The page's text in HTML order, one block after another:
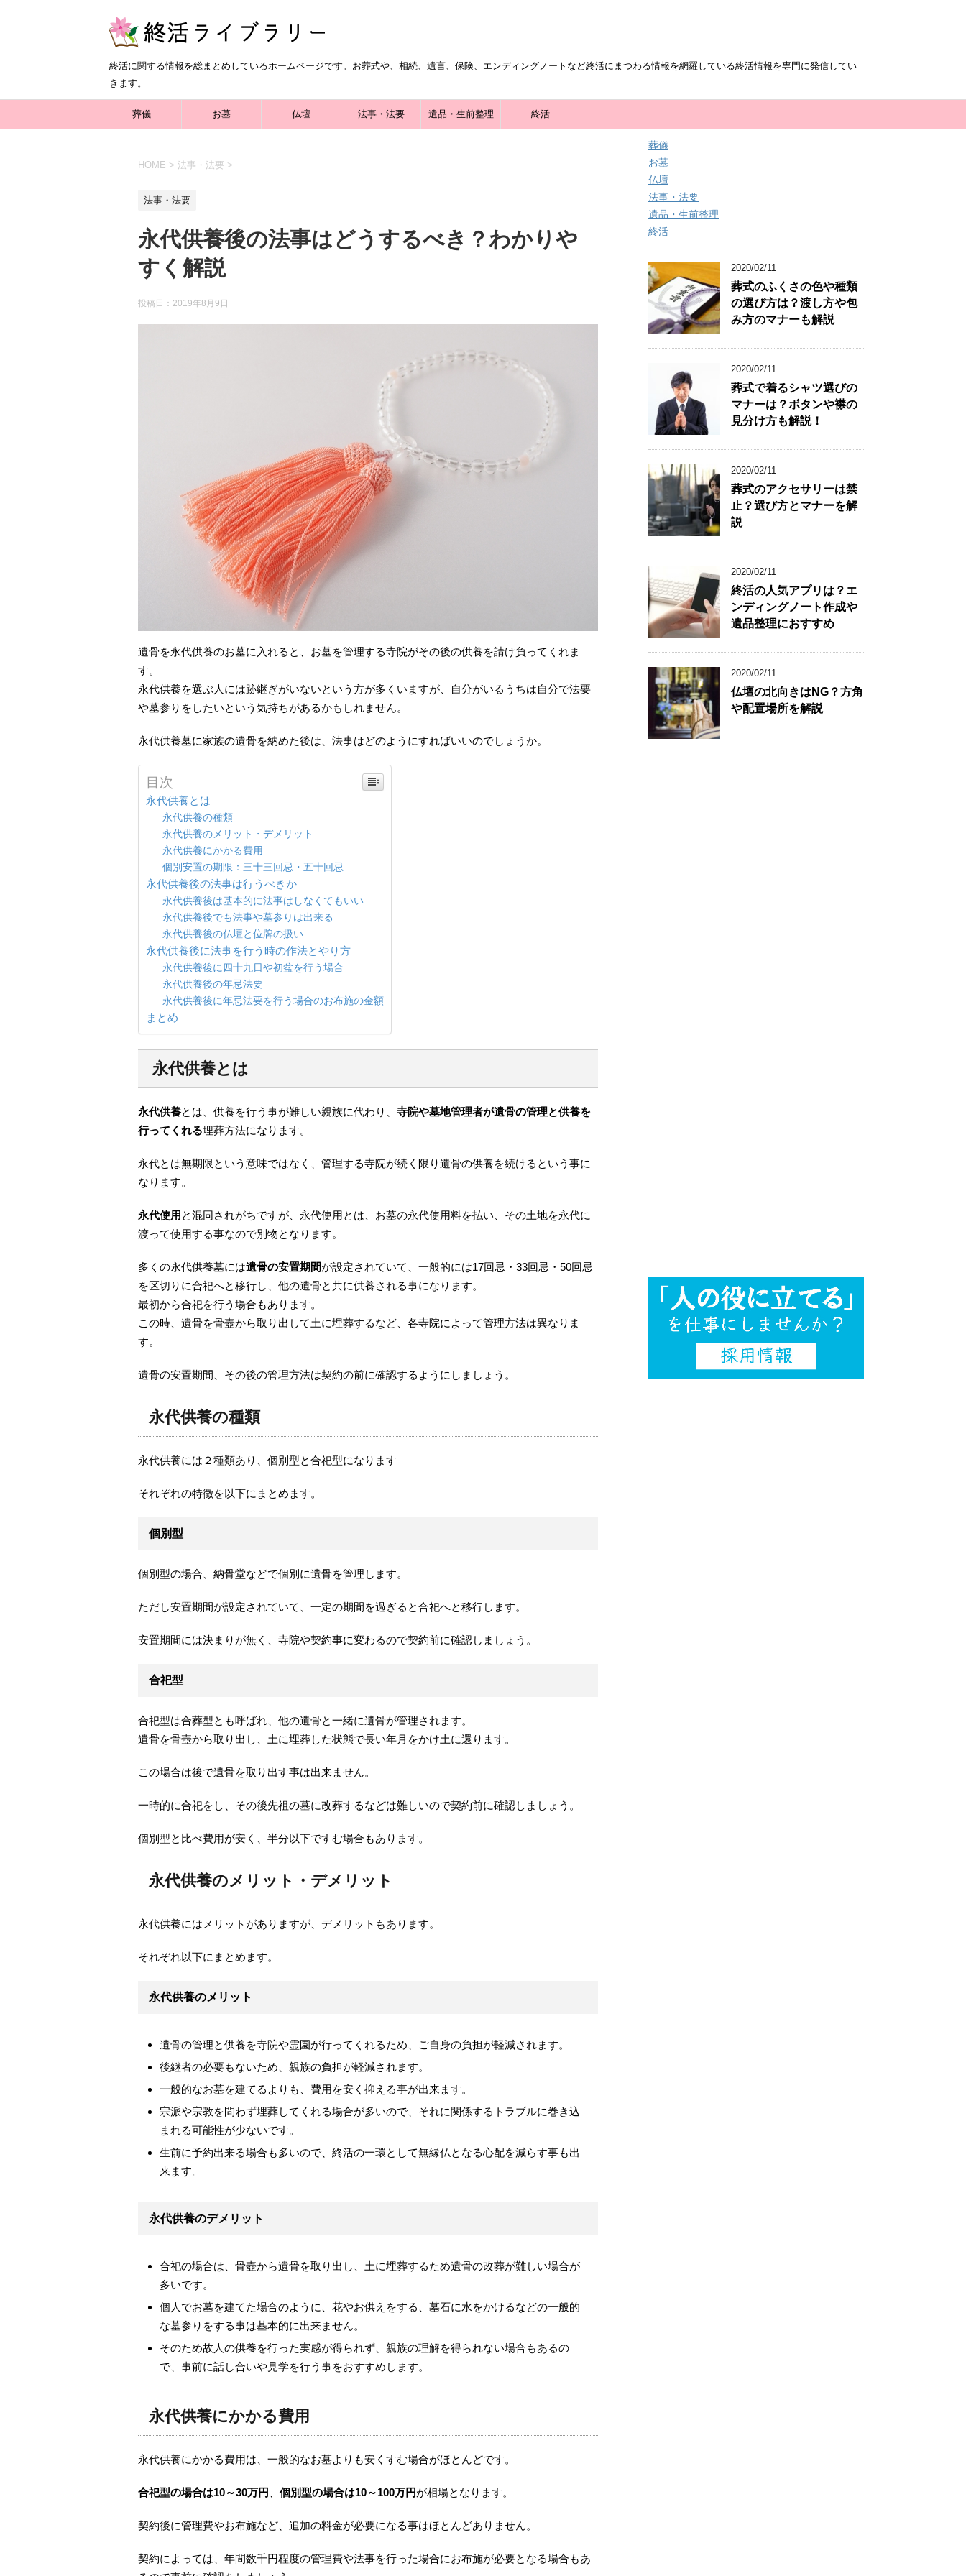
終活に関する情報を総まとめしているホームページです。お葬式や、相続、遺言、保険、エンディングノートなど終活にまつわる情報を網羅している終活情報を専門に発信してい
きます。
葬儀 お墓 仏壇 法事・法要 遺品・生前整理 終活
HOME > 法事・法要 >
法事・法要
永代供養後の法事はどうするべき？わかりや
すく解説
投稿日： 2019年8月9日
遺骨を永代供養のお墓に入れると、お墓を管理する寺院がその後の供養を請け負ってくれま
す。
永代供養を選ぶ人には跡継ぎがいないという方が多くいますが、自分がいるうちは自分で法要
や墓参りをしたいという気持ちがあるかもしれません。
永代供養墓に家族の遺骨を納めた後は、法事はどのようにすればいいのでしょうか。
目次
永代供養とは
永代供養の種類
永代供養のメリット・デメリット
永代供養にかかる費用
個別安置の期限：三十三回忌・五十回忌
永代供養後の法事は行うべきか
永代供養後は基本的に法事はしなくてもいい
永代供養後でも法事や墓参りは出来る
永代供養後の仏壇と位牌の扱い
永代供養後に法事を行う時の作法とやり方
永代供養後に四十九日や初盆を行う場合
永代供養後の年忌法要
永代供養後に年忌法要を行う場合のお布施の金額
まとめ
永代供養とは
永代供養とは、供養を行う事が難しい親族に代わり、 寺院や墓地管理者が遺骨の管理と供養を
行ってくれる埋葬方法になります。
永代とは無期限という意味ではなく、管理する寺院が続く限り遺骨の供養を続けるという事に
なります。
永代使用 と混同されがちですが、永代使用とは、お墓の永代使用料を払い、その土地を永代に
渡って使用する事なので別物となります。
多くの永代供養墓には遺骨の安置期間が設定されていて、一般的には17回忌・33回忌・50回忌
を区切りに合祀へと移行し、他の遺骨と共に供養される事になります。
最初から合祀を行う場合もあります。
この時、遺骨を骨壺から取り出して土に埋葬するなど、各寺院によって管理方法は異なりま
す。
遺骨の安置期間、その後の管理方法は契約の前に確認するようにしましょう。
永代供養の種類
永代供養には２種類あり、個別型と合祀型になります
それぞれの特徴を以下にまとめます。
個別型
個別型の場合、納骨堂などで個別に遺骨を管理します。
ただし安置期間が設定されていて、一定の期間を過ぎると合祀へと移行します。
安置期間には決まりが無く、寺院や契約事に変わるので契約前に確認しましょう。
合祀型
合祀型は合葬型とも呼ばれ、他の遺骨と一緒に遺骨が管理されます。
遺骨を骨壺から取り出し、土に埋葬した状態で長い年月をかけ土に還ります。
この場合は後で遺骨を取り出す事は出来ません。
一時的に合祀をし、その後先祖の墓に改葬するなどは難しいので契約前に確認しましょう。
個別型と比べ費用が安く、半分以下ですむ場合もあります。
永代供養のメリット・デメリット
永代供養にはメリットがありますが、デメリットもあります。
それぞれ以下にまとめます。
永代供養のメリット
遺骨の管理と供養を寺院や霊園が行ってくれるため、ご自身の負担が軽減されます。
後継者の必要もないため、親族の負担が軽減されます。
一般的なお墓を建てるよりも、費用を安く抑える事が出来ます。
宗派や宗教を問わず埋葬してくれる場合が多いので、それに関係するトラブルに巻き込
まれる可能性が少ないです。
生前に予約出来る場合も多いので、終活の一環として無縁仏となる心配を減らす事も出
来ます。
永代供養のデメリット
合祀の場合は、骨壺から遺骨を取り出し、土に埋葬するため遺骨の改葬が難しい場合が
多いです。
個人でお墓を建てた場合のように、花やお供えをする、墓石に水をかけるなどの一般的
な墓参りをする事は基本的に出来ません。
そのため故人の供養を行った実感が得られず、親族の理解を得られない場合もあるの
で、事前に話し合いや見学を行う事をおすすめします。
永代供養にかかる費用
永代供養にかかる費用は、一般的なお墓よりも安くすむ場合がほとんどです。
合祀型の場合は10～30万円 個別型の場合は10～100万円が相場となります。
契約後に管理費やお布施など、追加の料金が必要になる事はほとんどありません。
契約によっては、年間数千円程度の管理費や法事を行った場合にお布施が必要となる場合もあ
葬儀
お墓
仏壇
法事・法要
遺品・生前整理
終活
2020/02/11
葬式のふくさの色や種類
の選び方は？渡し方や包
み方のマナーも解説
2020/02/11
葬式で着るシャツ選びの
マナーは？ボタンや襟の
見分け方も解説！
2020/02/11
葬式のアクセサリーは禁
止？選び方とマナーを解
説
2020/02/11
終活の人気アプリは？エ
ンディングノート作成や
遺品整理におすすめ
2020/02/11
仏壇の北向きはNG？方角
や配置場所を解説